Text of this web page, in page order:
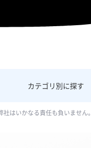
カテゴリ別に探す
はいかなる責任も負いません。